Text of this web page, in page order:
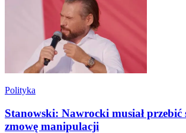
Polityka
Stanowski: Nawrocki musiał przebić
zmowę manipulacji